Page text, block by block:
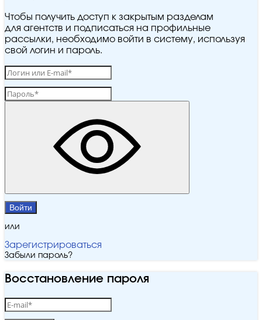
Чтобы получить доступ к закрытым разделам
для агентств и подписаться на профильные
рассылки, необходимо войти в систему, используя
свой логин и пароль.
Войти
или
Зарегистрироваться
Забыли пароль?
Восстановление пароля